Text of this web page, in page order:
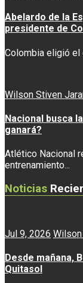
Abelardo de la
presidente de
Colombia eligió el
Wilson Stiven
Nacional busca
ganará?
Atlético Nacional
entrenamiento...
Noticias
Jul 9, 2026
Desde mañana,
Quitasol